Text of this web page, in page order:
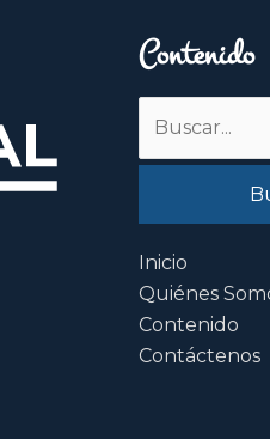
Contenido
por:
Inicio
Quiénes
Contenido
Contáctenos